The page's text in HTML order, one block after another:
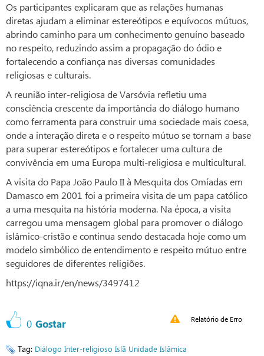
Os participantes explicaram que as relações humanas
diretas ajudam a eliminar estereótipos e equívocos mútuos,
abrindo caminho para um conhecimento genuíno baseado
no respeito, reduzindo assim a propagação do ódio e
fortalecendo a confiança nas diversas comunidades
religiosas e culturais.
A reunião inter-religiosa de Varsóvia refletiu uma
consciência crescente da importância do diálogo humano
como ferramenta para construir uma sociedade mais coesa,
onde a interação direta e o respeito mútuo se tornam a base
para superar estereótipos e fortalecer uma cultura de
convivência em uma Europa multi-religiosa e multicultural.
A visita do Papa João Paulo II à Mesquita dos Omíadas em
Damasco em 2001 foi a primeira visita de um papa católico
a uma mesquita na história moderna. Na época, a visita
carregou uma mensagem global para promover o diálogo
islâmico-cristão e continua sendo destacada hoje como um
modelo simbólico de entendimento e respeito mútuo entre
seguidores de diferentes religiões.
https://iqna.ir/en/news/3497412
0 Gostar Relatório de Erro
Tag: Diálogo Inter-religioso Islã Unidade Islâmica